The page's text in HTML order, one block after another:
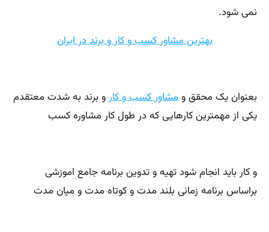
نمی شود.
بهترین مشاور کسب و کار و برند در ایران
بعنوان یک محقق ومشاور کسب و کارو برند به شدت معتقدم
یکی از مهمترین کارهایی که در طول کار مشاوره کسب
و کار باید انجام شود تهیه و تدوین برنامه جامع اموزشی
براساس برنامه زمانی بلند مدت و کوتاه مدت و میان مدت